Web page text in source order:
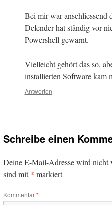
Bei mir war anschliessend
Defender hat ständig vor
Powershell gewarnt.
Vielleicht gehört das so,
installierten Software kam
Antworten
Schreibe einen
Deine E-Mail-Adresse wird nicht
sind mit* markiert
Kommentar*